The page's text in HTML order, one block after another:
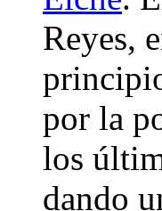
Reyes,
por la
los
dando